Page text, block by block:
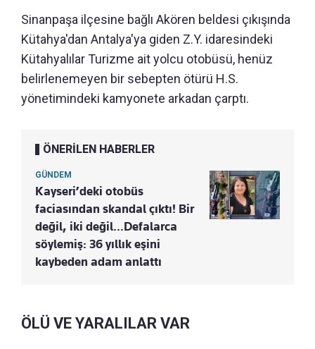
Sinanpaşa ilçesine bağlı Akören beldesi çıkışında
Kütahya'dan Antalya'ya giden Z.Y. idaresindeki
Kütahyalılar Turizme ait yolcu otobüsü, henüz
belirlenemeyen bir sebepten ötürü H.S.
yönetimindeki kamyonete arkadan çarptı.
ÖNERİLEN HABERLER
GÜNDEM
Kayseri’deki otobüs
faciasından skandal çıktı! Bir
değil, iki değil…Defalarca
söylemiş: 36 yıllık eşini
kaybeden adam anlattı
ÖLÜ VE YARALILAR VAR